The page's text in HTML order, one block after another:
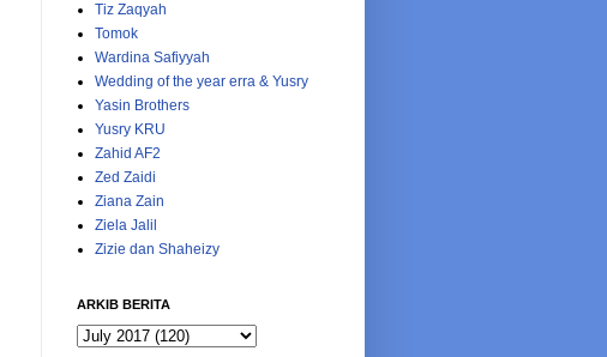
Tiz Zaqyah
Tomok
Wardina Safiyyah
Wedding of the year erra & Yusry
Yasin Brothers
Yusry KRU
Zahid AF2
Zed Zaidi
Ziana Zain
Ziela Jalil
Zizie dan Shaheizy
ARKIB BERITA